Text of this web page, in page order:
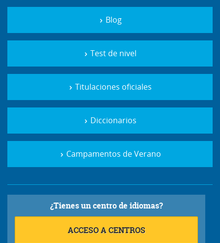
Blog
Test de nivel
Titulaciones oficiales
Diccionarios
Campamentos de Verano
¿Tienes un centro de idiomas?
ACCESO A CENTROS